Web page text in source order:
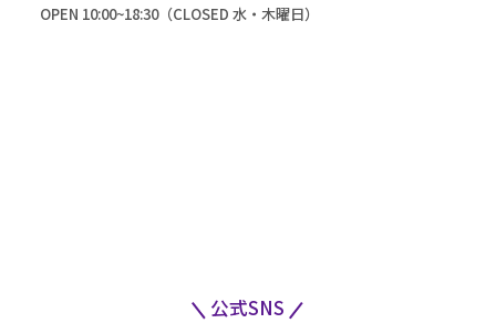
OPEN 10:00~18:30（CLOSED 水・木曜日）
公式SNS